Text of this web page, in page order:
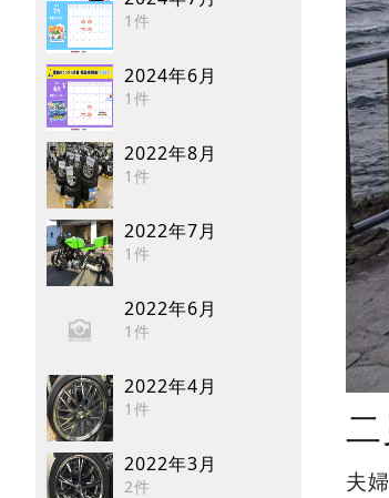
1件
2024年6月
1件
2022年8月
1件
2022年7月
1件
2022年6月
1件
2022年4月
1件
2022年3月
2件
夫